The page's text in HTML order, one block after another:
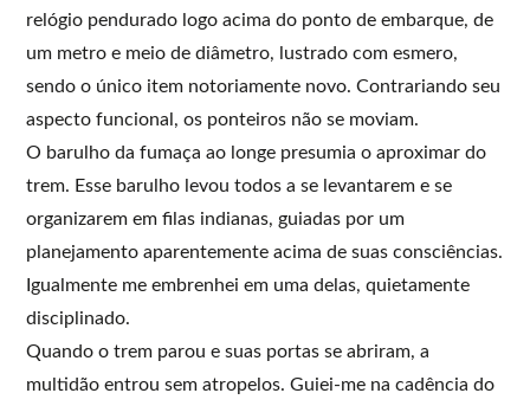
relógio pendurado logo acima do ponto de embarque, de
um metro e meio de diâmetro, lustrado com esmero,
sendo o único item notoriamente novo. Contrariando seu
aspecto funcional, os ponteiros não se moviam.
O barulho da fumaça ao longe presumia o aproximar do
trem. Esse barulho levou todos a se levantarem e se
organizarem em filas indianas, guiadas por um
planejamento aparentemente acima de suas consciências.
Igualmente me embrenhei em uma delas, quietamente
disciplinado.
Quando o trem parou e suas portas se abriram, a
multidão entrou sem atropelos. Guiei-me na cadência do